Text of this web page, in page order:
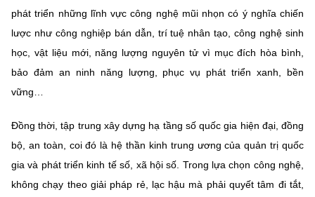
phát triển những lĩnh vực công nghệ mũi nhọn có ý nghĩa chiến
lược như công nghiệp bán dẫn, trí tuệ nhân tạo, công nghệ sinh
học, vật liệu mới, năng lượng nguyên tử vì mục đích hòa bình,
bảo đảm an ninh năng lượng, phục vụ phát triển xanh, bền
vững…
Đồng thời, tập trung xây dựng hạ tầng số quốc gia hiện đại, đồng
bộ, an toàn, coi đó là hệ thần kinh trung ương của quản trị quốc
gia và phát triển kinh tế số, xã hội số. Trong lựa chọn công nghệ,
không chạy theo giải pháp rẻ, lạc hậu mà phải quyết tâm đi tắt,